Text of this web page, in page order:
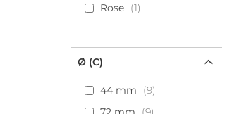
Rose
1
Ø (C)
44 mm
9